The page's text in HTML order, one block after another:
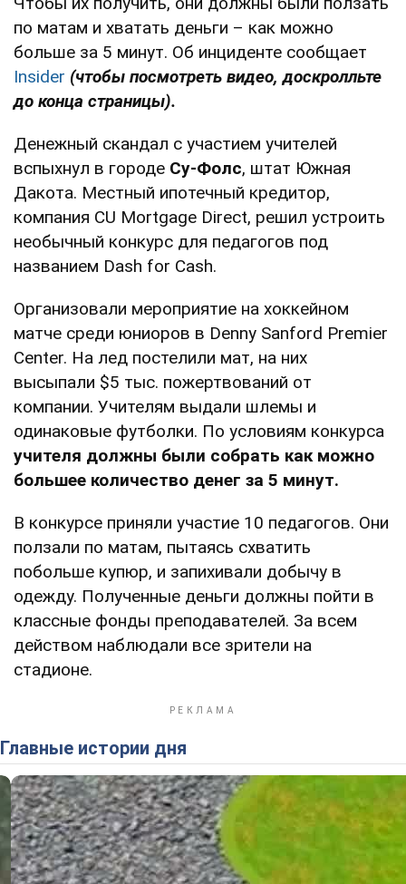
по матам и хватать деньги – как можно
больше за 5 минут. Об инциденте сообщает
Insider (чтобы посмотреть видео, доскролльте
до конца страницы).
Денежный скандал с участием учителей
вспыхнул в городе Су-Фолс, штат Южная
Дакота. Местный ипотечный кредитор,
компания CU Mortgage Direct, решил устроить
необычный конкурс для педагогов под
названием Dash for Cash.
Организовали мероприятие на хоккейном
матче среди юниоров в Denny Sanford Premier
Center. На лед постелили мат, на них
высыпали $5 тыс. пожертвований от
компании. Учителям выдали шлемы и
одинаковые футболки. По условиям конкурса
учителя должны были собрать как можно
большее количество денег за 5 минут.
В конкурсе приняли участие 10 педагогов. Они
ползали по матам, пытаясь схватить
побольше купюр, и запихивали добычу в
одежду. Полученные деньги должны пойти в
классные фонды преподавателей. За всем
действом наблюдали все зрители на
стадионе.
Главные истории дня